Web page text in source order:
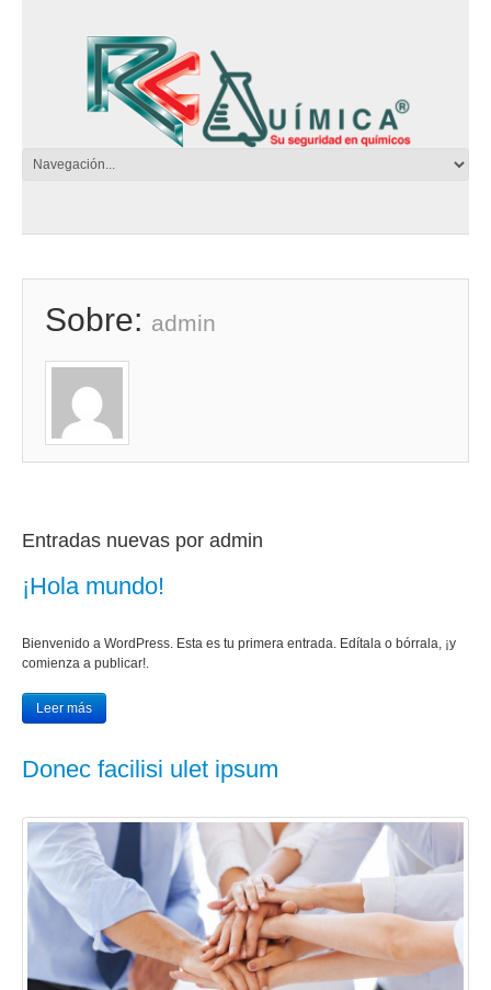
Sobre: admin
Entradas nuevas por admin
¡Hola mundo!
Bienvenido a WordPress. Esta es tu primera entrada. Edítala o bórrala, ¡y
comienza a publicar!.
Leer más
Donec facilisi ulet ipsum